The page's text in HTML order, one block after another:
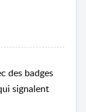
des badges
signalent